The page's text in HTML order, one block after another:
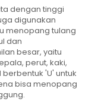
dengan tinggi
digunakan
menopang tulang
dan
besar, yaitu
perut, kaki,
'U' untuk
bisa menopang